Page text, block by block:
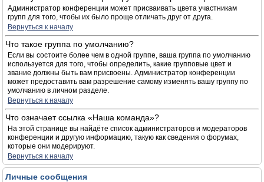
Администратор конференции может присваивать цвета участникам
групп для того, чтобы их было проще отличать друг от друга.
Вернуться к началу
Что такое группа по умолчанию?
Если вы состоите более чем в одной группе, ваша группа по умолчанию
используется для того, чтобы определить, какие групповые цвет и
звание должны быть вам присвоены. Администратор конференции
может предоставить вам разрешение самому изменять вашу группу по
умолчанию в личном разделе.
Вернуться к началу
Что означает ссылка «Наша команда»?
На этой странице вы найдёте список администраторов и модераторов
конференции и другую информацию, такую как сведения о форумах,
которые они модерируют.
Вернуться к началу
Личные сообщения